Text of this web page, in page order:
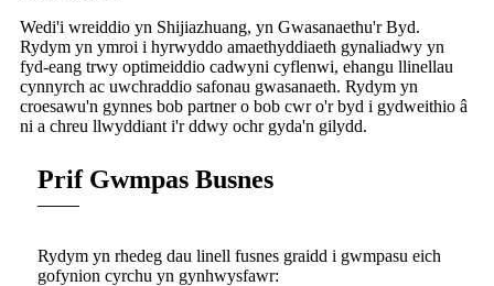
Wedi'i wreiddio yn Shijiazhuang, yn Gwasanaethu'r Byd.
Rydym yn ymroi i hyrwyddo amaethyddiaeth gynaliadwy yn
fyd-eang trwy optimeiddio cadwyni cyflenwi, ehangu llinellau
cynnyrch ac uwchraddio safonau gwasanaeth. Rydym yn
croesawu'n gynnes bob partner o bob cwr o'r byd i gydweithio â
ni a chreu llwyddiant i'r ddwy ochr gyda'n gilydd.
Prif Gwmpas Busnes
Rydym yn rhedeg dau linell fusnes graidd i gwmpasu eich
gofynion cyrchu yn gynhwysfawr: